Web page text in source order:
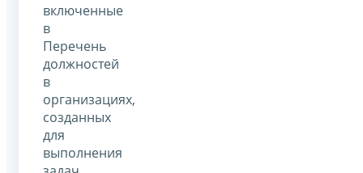
включенные
в
Перечень
должностей
в
организациях,
созданных
для
выполнения